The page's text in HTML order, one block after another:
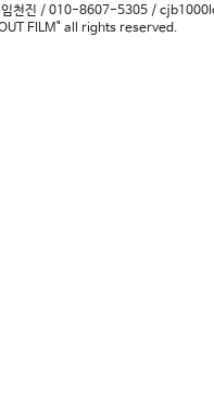
임천진 / 010-8607-5305 /
FILM" all rights reserved.